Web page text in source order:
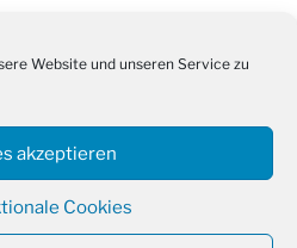
Website und unseren Service zu
akzeptieren
Cookies